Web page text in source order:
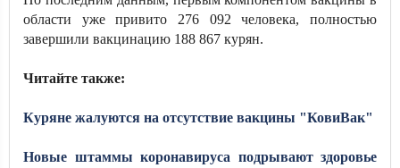
области уже привито 276 092 человека, полностью
завершили вакцинацию 188 867 курян.
Читайте также:
Куряне жалуются на отсутствие вакцины "КовиВак"
Новые штаммы коронавируса подрывают здоровье